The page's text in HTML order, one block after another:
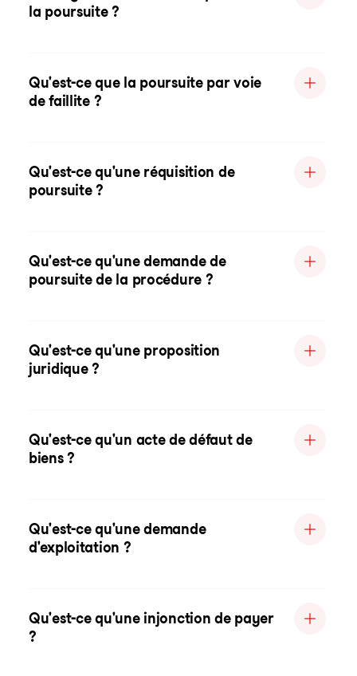
la poursuite ?
Qu'est-ce que la poursuite par voie
de faillite ?
Qu'est-ce qu'une réquisition de
poursuite ?
Qu'est-ce qu'une demande de
poursuite de la procédure ?
Qu'est-ce qu'une proposition
juridique ?
Qu'est-ce qu'un acte de défaut de
biens ?
Qu'est-ce qu'une demande
d'exploitation ?
Qu'est-ce qu'une injonction de payer
?